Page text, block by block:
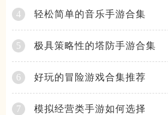
4 轻松简单的音乐手游合集
5 极具策略性的塔防手游合集
6 好玩的冒险游戏合集推荐
7 模拟经营类手游如何选择